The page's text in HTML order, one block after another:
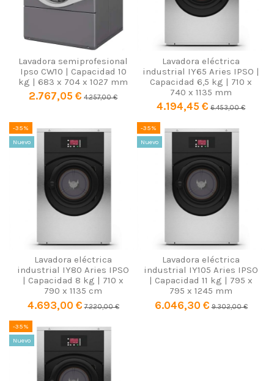
Lavadora semiprofesional
Ipso CW10 | Capacidad 10
kg | 683 x 704 x 1027 mm
2.767,05 € 4.257,00 €
Lavadora eléctrica
industrial IY65 Aries IPSO |
Capacidad 6,5 kg | 710 x
740 x 1135 mm
4.194,45 € 6.453,00 €
-35%
Nuevo
Lavadora eléctrica
industrial IY80 Aries IPSO
| Capacidad 8 kg | 710 x
790 x 1135 cm
4.693,00 € 7.220,00 €
-35%
Nuevo
Lavadora eléctrica
industrial IY105 Aries IPSO
| Capacidad 11 kg | 795 x
795 x 1245 mm
6.046,30 € 9.302,00 €
-35%
Nuevo